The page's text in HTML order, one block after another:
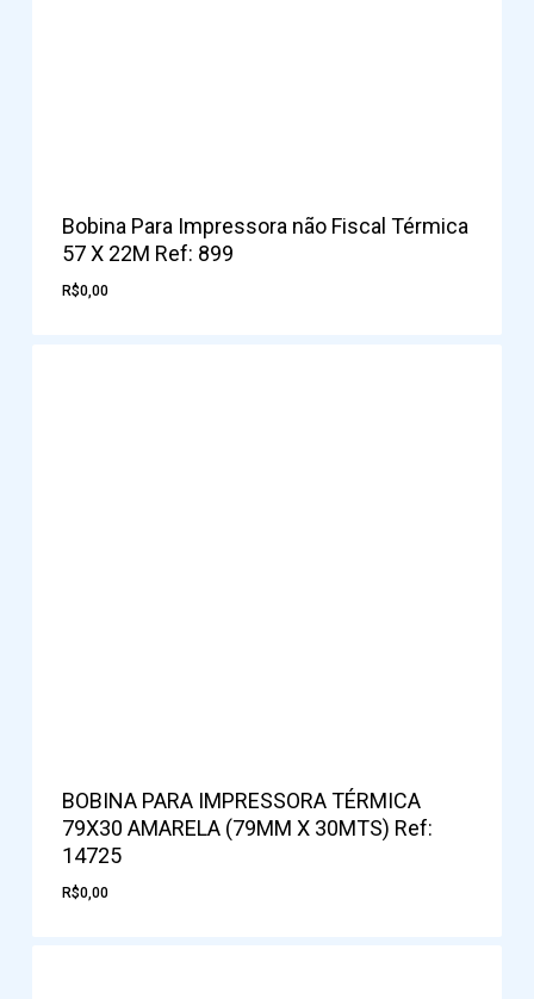
Bobina Para Impressora não Fiscal Térmica
57 X 22M Ref: 899
R$0,00
BOBINA PARA IMPRESSORA TÉRMICA
79X30 AMARELA (79MM X 30MTS) Ref:
14725
R$0,00